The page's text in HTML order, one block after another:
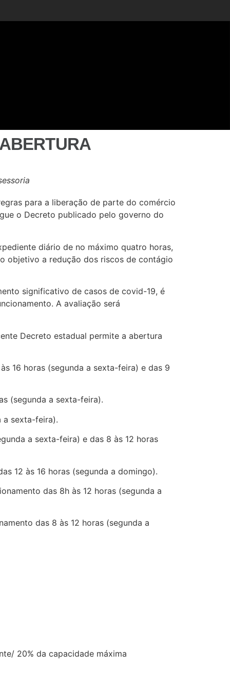
para a liberação de parte do comércio
o Decreto publicado pelo governo do
diário de no máximo quatro horas,
objetivo a redução dos riscos de contágio
significativo de casos de covid-19, é
A avaliação será
Decreto estadual permite a abertura
16 horas (segunda a sexta-feira) e das 9
(segunda a sexta-feira).
a sexta-feira).
a sexta-feira) e das 8 às 12 horas
12 às 16 horas (segunda a domingo).
das 8h às 12 horas (segunda a
das 8 às 12 horas (segunda a
20% da capacidade máxima